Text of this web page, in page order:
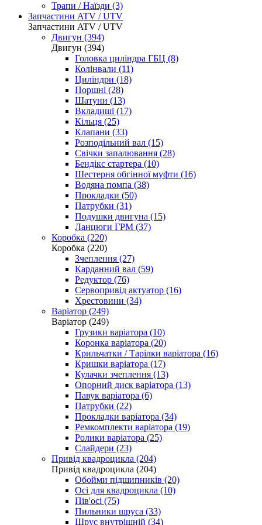
Трапи / Наїзди (3)
Запчастини ATV / UTV
Запчастини ATV / UTV
Двигун (394)
Двигун (394)
Головка циліндра ГБЦ (8)
Колінвали (11)
Циліндри (18)
Поршні (28)
Шатуни (13)
Вкладиші (17)
Кільця (25)
Клапани (33)
Розподільний вал (15)
Свічки запалювання (28)
Бендікс стартера (10)
Шестерня обгінної муфти (16)
Водяна помпа (38)
Прокладки (50)
Патрубки (31)
Подушки двигуна (15)
Ланцюги ГРМ (37)
Коробка (220)
Коробка (220)
Зчеплення (27)
Карданний вал (59)
Редуктор (76)
Сервопривід актуатор (16)
Хрестовини (34)
Варіатор (249)
Варіатор (249)
Грузики варіатора (10)
Коронка варіатора (20)
Крильчатки / Тарілки варіатора (16)
Кришки варіатора (17)
Кулачки зчеплення (13)
Опорний диск варіатора (13)
Павук варіатора (6)
Патрубки (22)
Прокладки варіатора (34)
Ремкомплекти варіатора (19)
Ролики варіатора (25)
Слайдери (23)
Привід квадроцикла (204)
Привід квадроцикла (204)
Обойми підшипників (20)
Осі для квадроцикла (10)
Пів'осі (75)
Пильники шруса (33)
Шрус внутрішній (34)